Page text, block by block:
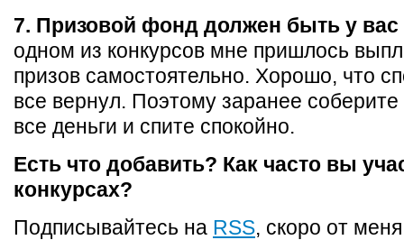
7. Призовой фонд должен быть у вас
одном из конкурсов мне пришлось
призов самостоятельно. Хорошо, что
все вернул. Поэтому заранее
все деньги и спите спокойно.
Есть что добавить? Как часто вы
конкурсах?
Подписывайтесь на RSS, скоро от